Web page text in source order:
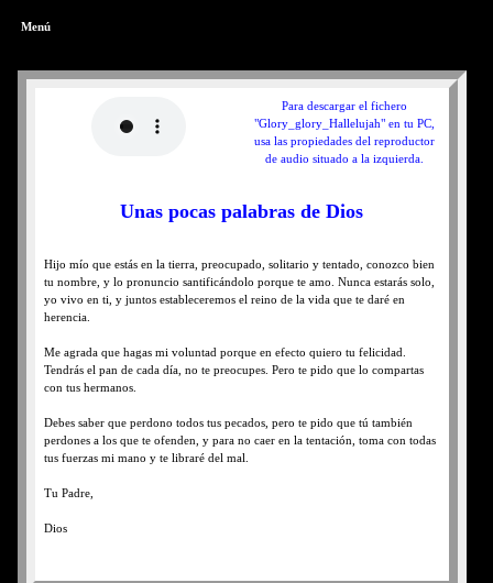
Menú
Para descargar el fichero
"Glory_glory_Hallelujah" en tu PC,
usa las propiedades del reproductor
de audio situado a la izquierda.
Unas pocas palabras de Dios
Hijo mío que estás en la tierra, preocupado, solitario y tentado, conozco bien
tu nombre, y lo pronuncio santificándolo porque te amo. Nunca estarás solo,
yo vivo en ti, y juntos estableceremos el reino de la vida que te daré en
herencia.
Me agrada que hagas mi voluntad porque en efecto quiero tu felicidad.
Tendrás el pan de cada día, no te preocupes. Pero te pido que lo compartas
con tus hermanos.
Debes saber que perdono todos tus pecados, pero te pido que tú también
perdones a los que te ofenden, y para no caer en la tentación, toma con todas
tus fuerzas mi mano y te libraré del mal.
Tu Padre,
Dios